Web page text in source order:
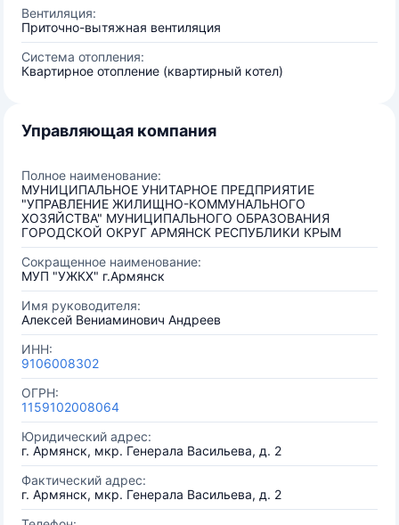
Вентиляция:
Приточно-вытяжная вентиляция
Система отопления:
Квартирное отопление (квартирный котел)
Управляющая компания
Полное наименование:
МУНИЦИПАЛЬНОЕ УНИТАРНОЕ ПРЕДПРИЯТИЕ
"УПРАВЛЕНИЕ ЖИЛИЩНО-КОММУНАЛЬНОГО
ХОЗЯЙСТВА" МУНИЦИПАЛЬНОГО ОБРАЗОВАНИЯ
ГОРОДСКОЙ ОКРУГ АРМЯНСК РЕСПУБЛИКИ КРЫМ
Сокращенное наименование:
МУП "УЖКХ" г.Армянск
Имя руководителя:
Алексей Вениаминович Андреев
ИНН:
9106008302
ОГРН:
1159102008064
Юридический адрес:
г. Армянск, мкр. Генерала Васильева, д. 2
Фактический адрес:
г. Армянск, мкр. Генерала Васильева, д. 2